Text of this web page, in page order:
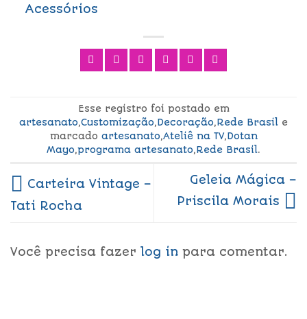
Acessórios
Esse registro foi postado em
artesanato,Customização,Decoração,Rede Brasil e
marcado artesanato,Ateliê na TV,Dotan
Mayo,programa artesanato,Rede Brasil.
Carteira Vintage –
Tati Rocha
Geleia Mágica –
Priscila Morais
Você precisa fazer log in para comentar.